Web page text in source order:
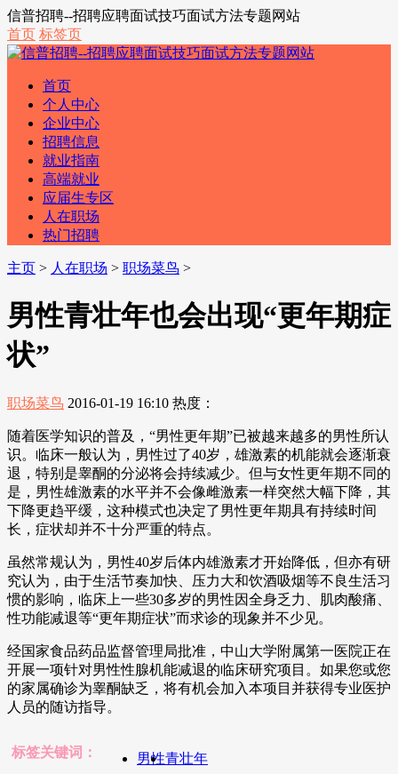
信普招聘--招聘应聘面试技巧面试方法专题网站
首页 标签页
首页
个人中心
企业中心
招聘信息
就业指南
高端就业
应届生专区
人在职场
热门招聘
主页 > 人在职场 > 职场菜鸟 >
男性青壮年也会出现“更年期症
状”
职场菜鸟 2016-01-19 16:10 热度：
随着医学知识的普及，“男性更年期”已被越来越多的男性所认
识。临床一般认为，男性过了40岁，雄激素的机能就会逐渐衰
退，特别是睾酮的分泌将会持续减少。但与女性更年期不同的
是，男性雄激素的水平并不会像雌激素一样突然大幅下降，其
下降更趋平缓，这种模式也决定了男性更年期具有持续时间
长，症状却并不十分严重的特点。
虽然常规认为，男性40岁后体内雄激素才开始降低，但亦有研
究认为，由于生活节奏加快、压力大和饮酒吸烟等不良生活习
惯的影响，临床上一些30多岁的男性因全身乏力、肌肉酸痛、
性功能减退等“更年期症状”而求诊的现象并不少见。
经国家食品药品监督管理局批准，中山大学附属第一医院正在
开展一项针对男性性腺机能减退的临床研究项目。如果您或您
的家属确诊为睾酮缺乏，将有机会加入本项目并获得专业医护
人员的随访指导。
标签关键词： 男性青壮年